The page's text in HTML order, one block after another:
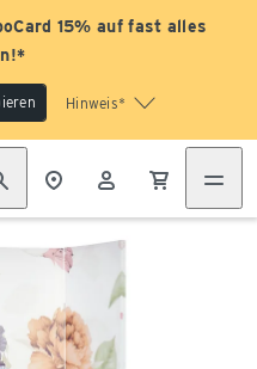
15% auf fast alles
Hinweis*